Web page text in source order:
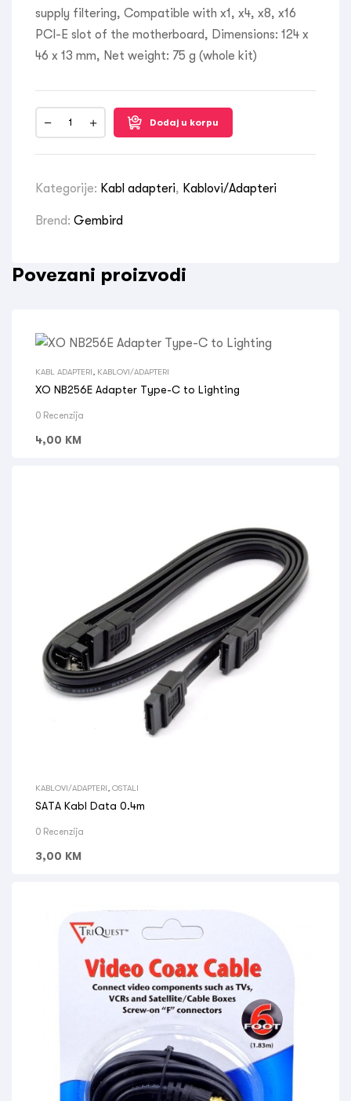
supply filtering, Compatible with x1, x4, x8, x16
PCI-E slot of the motherboard, Dimensions: 124 x
46 x 13 mm, Net weight: 75 g (whole kit)
Dodaj u korpu
Kategorije: Kabl adapteri, Kablovi/Adapteri
Brend: Gembird
Povezani proizvodi
KABL ADAPTERI KABLOVI/ADAPTERI
XO NB256E Adapter Type-C to Lighting
0 Recenzija
4,00 KM
KABLOVI/ADAPTERI OSTALI
SATA Kabl Data 0.4m
0 Recenzija
3,00 KM